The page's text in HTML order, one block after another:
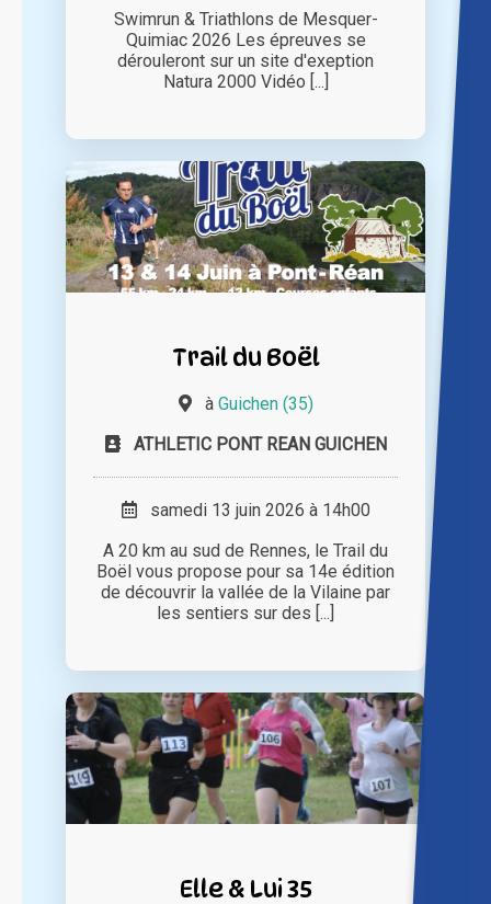
Swimrun & Triathlons de Mesquer-
Quimiac 2026 Les épreuves se
dérouleront sur un site d'exeption
Natura 2000 Vidéo [...]
Trail du Boël
à Guichen (35)
ATHLETIC PONT REAN GUICHEN
samedi 13 juin 2026 à 14h00
A 20 km au sud de Rennes, le Trail du
Boël vous propose pour sa 14e édition
de découvrir la vallée de la Vilaine par
les sentiers sur des [...]
Elle & Lui 35